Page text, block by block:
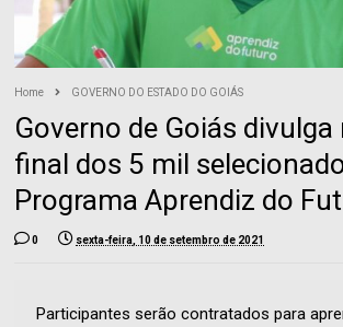
Home GOVERNO DO ESTADO DO GOIÁS
Governo de Goiás
final dos 5 mil
Programa Aprendiz do
0 sexta-feira, 10 de setembro de 2021
Participantes serão contratados para